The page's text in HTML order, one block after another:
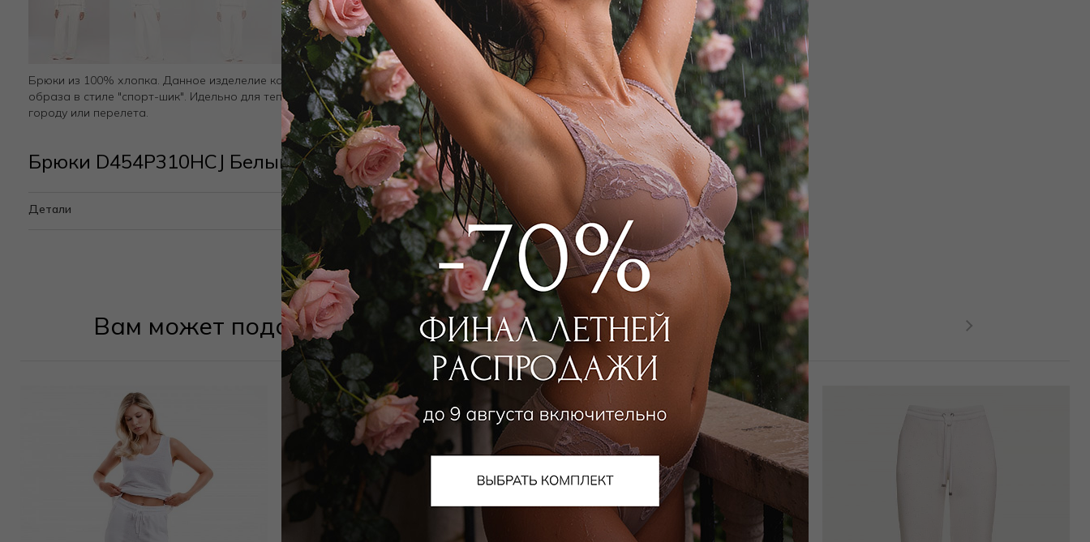
Брюки из 100% хлопка. Данное изделелие как ничто другое подходит для создания
образа в стиле "спорт-шик". Идельно для теплого домашнего вечера, прогулки по
городу или перелета.
Брюки D454P310HCJ Белый
Детали
Вам может подойти